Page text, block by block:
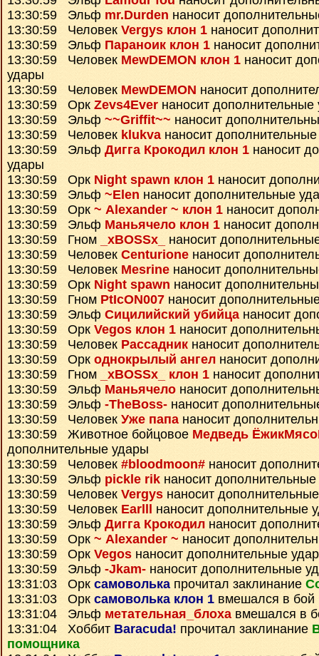
13:30:59 Эльф mr.Durden наносит
13:30:59 Человек Vergys клон 1 наносит
13:30:59 Эльф Параноик клон 1 наносит
13:30:59 Человек MewDEMON клон 1 наносит
удары
13:30:59 Человек MewDEMON наносит
13:30:59 Орк Zevs4Ever наносит дополнительные
13:30:59 Эльф ~~Griffit~~ наносит
13:30:59 Человек klukvaнаносит
13:30:59 Эльф Дигга Крокодил клон 1 наносит
удары
13:30:59 Орк Night spawn клон 1 наносит
13:30:59 Эльф ~Elen наносит дополнительные
13:30:59 Орк ~ Alexander ~ клон 1 наносит
13:30:59 Эльф Маньячело клон 1 наносит
13:30:59 Гном
_xBOSSx_
наносит
13:30:59 Человек Centurione наносит
13:30:59 Человек Mesrine наносит
13:30:59 Орк Night spawn наносит
13:30:59 Гном PtIcON007 наносит
13:30:59 Эльф Сицилийский убийцананосит
13:30:59 Орк Vegos клон 1 наносит
13:30:59 Человек Рассадник наносит
13:30:59 Орк однокрылый ангел наносит
13:30:59 Гном
_xBOSSx_ клон 1 наносит
13:30:59 Эльф Маньячело наносит
13:30:59 Эльф -TheBoss- наносит
13:30:59 Человек Уже папананосит
13:30:59 Животное бойцовое Медведь
дополнительные удары
13:30:59 Человек #bloodmoon# наносит
13:30:59 Эльф pickle rik наносит
13:30:59 Человек Vergys наносит
13:30:59 Человек Earlll
наносит дополнительные
13:30:59 Эльф Дигга Крокодил наносит
13:30:59 Орк ~ Alexander ~ наносит
13:30:59 Орк Vegos наносит дополнительные
13:30:59 Эльф -Jkam- наносит дополнительные
13:31:03 Орк самоволькапрочитал заклинание
13:31:03 Орк самоволька клон 1 вмешался в бой
13:31:04 Эльф метательная_блохавмешался в
13:31:04 Хоббит Baracuda! прочитал заклинание
помощника